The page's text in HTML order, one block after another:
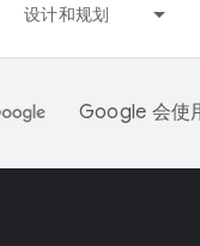
设计和规划
Google 会使